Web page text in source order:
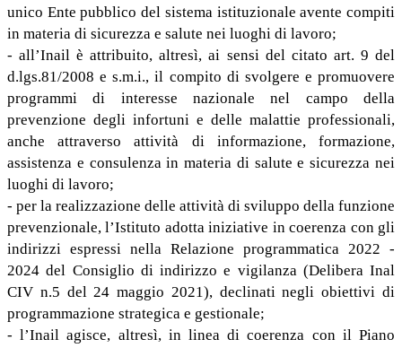
unico Ente pubblico del sistema istituzionale avente compiti
in materia di sicurezza e salute nei luoghi di lavoro;
- all’Inail è attribuito, altresì, ai sensi del citato art. 9 del
d.lgs.81/2008 e s.m.i., il compito di svolgere e promuovere
programmi di interesse nazionale nel campo della
prevenzione degli infortuni e delle malattie professionali,
anche attraverso attività di informazione, formazione,
assistenza e consulenza in materia di salute e sicurezza nei
luoghi di lavoro;
- per la realizzazione delle attività di sviluppo della funzione
prevenzionale, l’Istituto adotta iniziative in coerenza con gli
indirizzi espressi nella Relazione programmatica 2022 -
2024 del Consiglio di indirizzo e vigilanza (Delibera Inal
CIV n.5 del 24 maggio 2021), declinati negli obiettivi di
programmazione strategica e gestionale;
- l’Inail agisce, altresì, in linea di coerenza con il Piano